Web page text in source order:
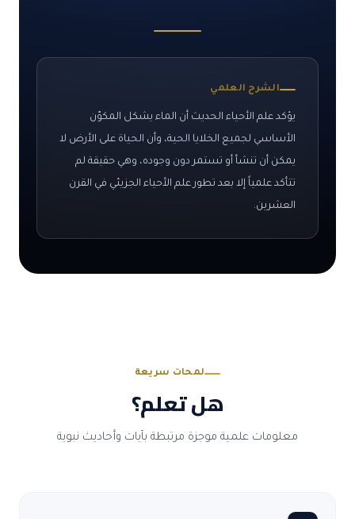
العلمي
الشرح العلمي
يؤكد علم الأحياء الحديث أن الماء يشكل المكوّن
الأساسي لجميع الخلايا الحية، وأن الحياة على الأرض لا
يمكن أن تنشأ أو تستمر دون وجوده، وهي حقيقة لم
تتأكد علمياً إلا بعد تطور علم الأحياء الجزيئي في القرن
العشرين.
لمحات سريعة
هل تعلم؟
معلومات علمية موجزة مرتبطة بآيات وأحاديث نبوية